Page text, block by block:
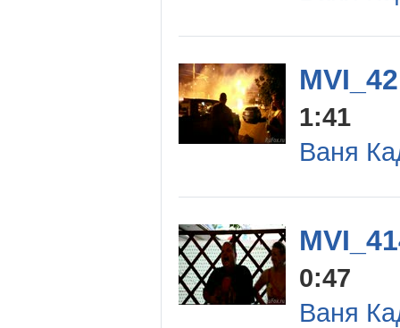
1:41
Ваня
0:47
Ваня